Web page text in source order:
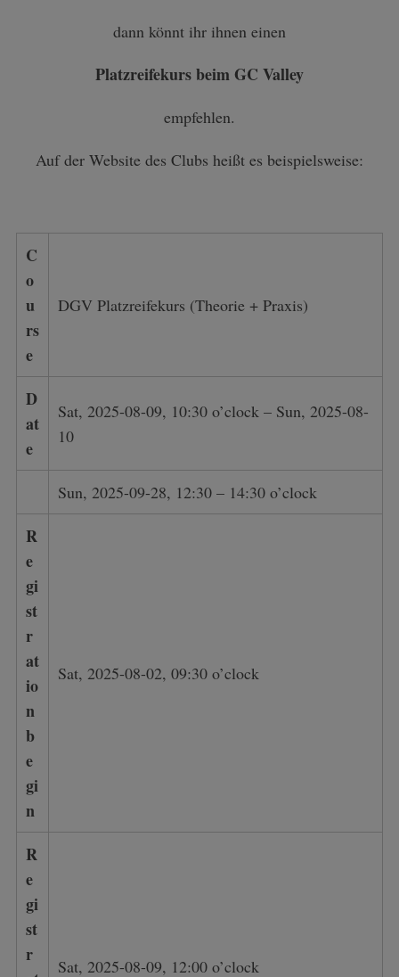
dann könnt ihr ihnen einen
Platzreifekurs beim GC Valley
empfehlen.
Auf der Website des Clubs heißt es beispielsweise:
C
o
u
rs
e
DGV Platzreifekurs (Theorie + Praxis)
D
at
e
Sat, 2025-08-09, 10:30 o’clock – Sun, 2025-08-
10
Sun, 2025-09-28, 12:30 – 14:30 o’clock
R
e
gi
st
r
at
io
n
b
e
gi
n
Sat, 2025-08-02, 09:30 o’clock
R
e
gi
st
r
Sat, 2025-08-09, 12:00 o’clock